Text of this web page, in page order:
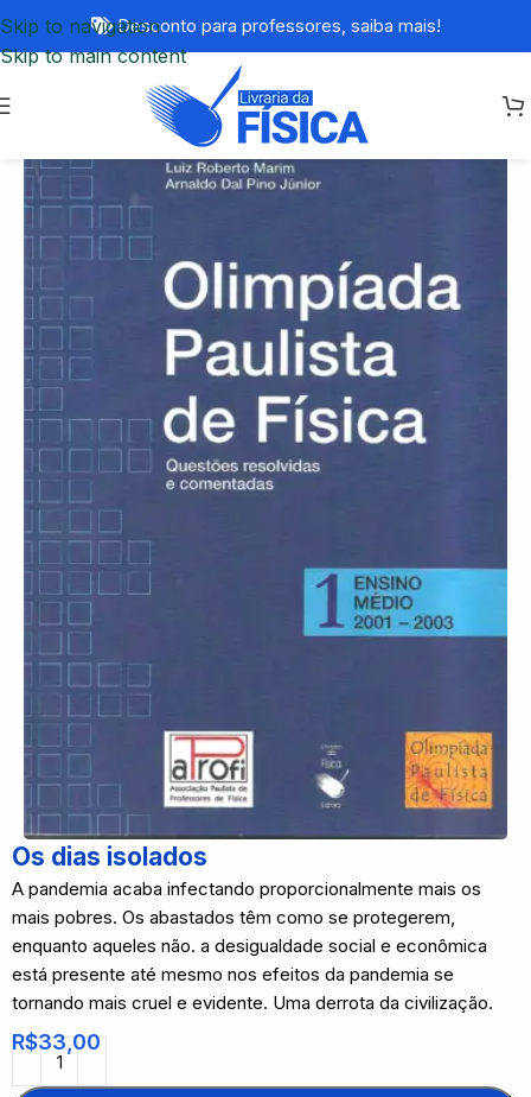
Skip to navigation
Skip to main content
Desconto para professores, saiba mais!
Os dias isolados
A pandemia acaba infectando proporcionalmente mais os
mais pobres. Os abastados têm como se protegerem,
enquanto aqueles não. a desigualdade social e econômica
está presente até mesmo nos efeitos da pandemia se
tornando mais cruel e evidente. Uma derrota da civilização.
R$33,00